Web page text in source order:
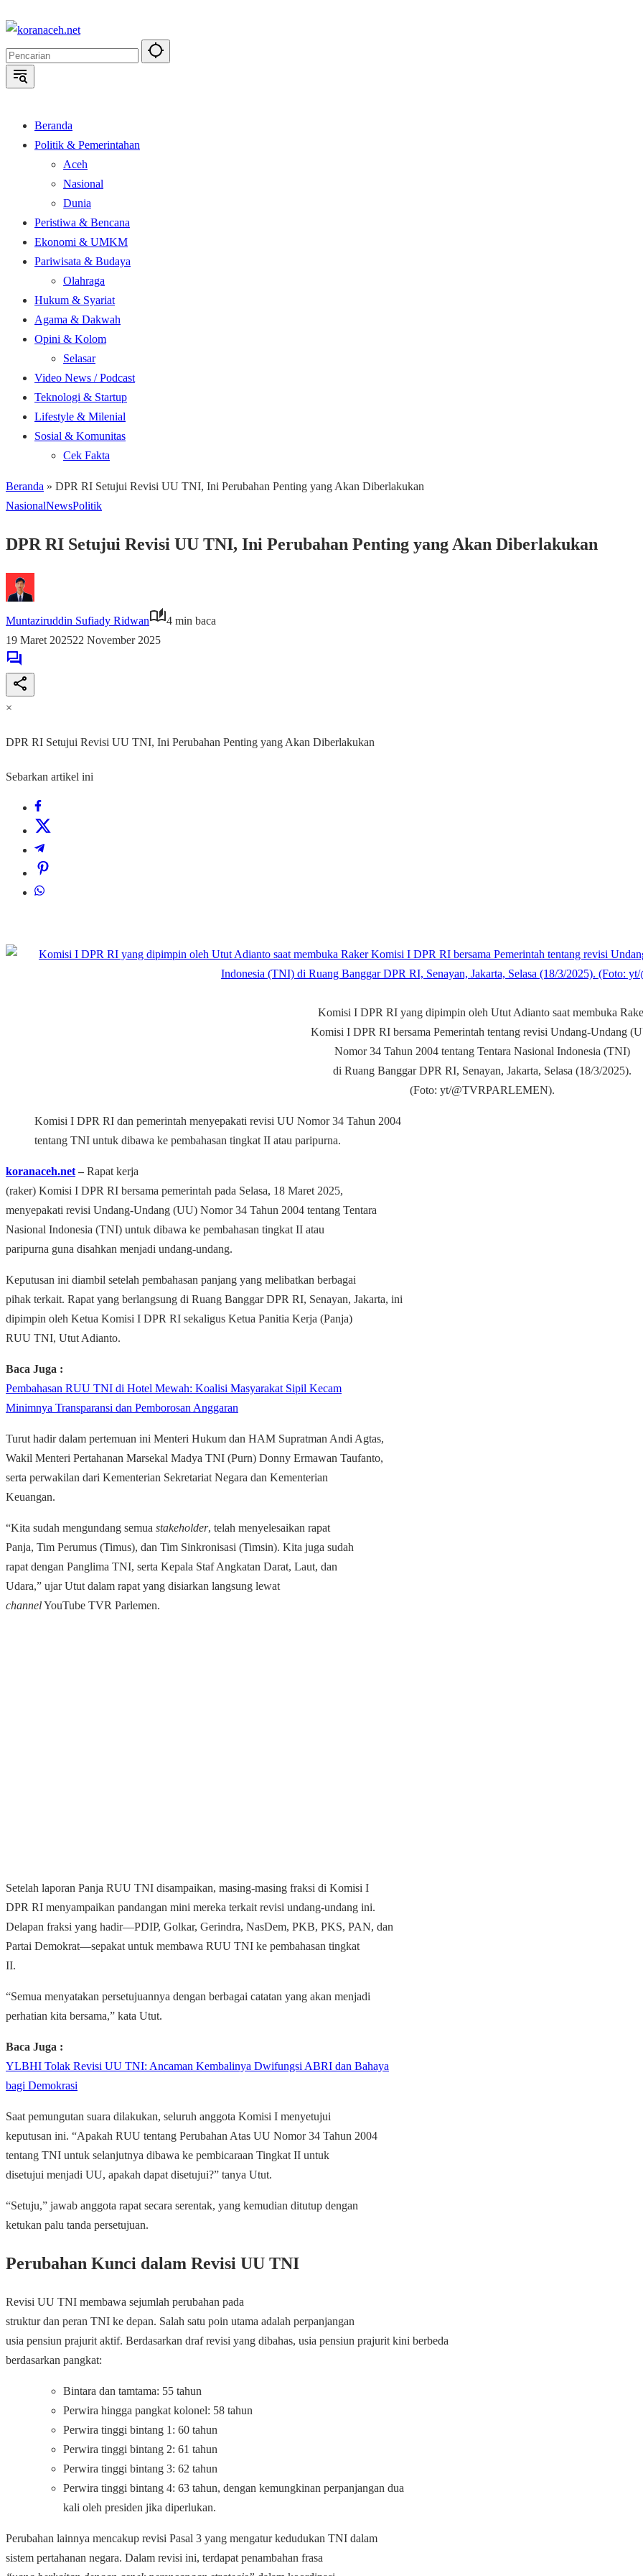
ke
konten
Beranda
Politik & Pemerintahan
Aceh
Nasional
Dunia
Peristiwa & Bencana
Ekonomi & UMKM
Pariwisata & Budaya
Olahraga
Hukum & Syariat
Agama & Dakwah
Opini & Kolom
Selasar
Video News / Podcast
Teknologi & Startup
Lifestyle & Milenial
Sosial & Komunitas
Cek Fakta
Beranda » DPR RI Setujui Revisi UU TNI, Ini Perubahan Penting yang Akan Diberlakukan
NasionalNewsPolitik
DPR RI Setujui Revisi UU TNI, Ini Perubahan Penting yang Akan Diberlakukan
Muntaziruddin Sufiady Ridwan
4 min baca
19 Maret 202522 November 2025
×
DPR RI Setujui Revisi UU TNI, Ini Perubahan Penting yang Akan Diberlakukan
Sebarkan artikel ini
Komisi I DPR RI yang dipimpin oleh Utut Adianto saat membuka
Komisi I DPR RI bersama Pemerintah tentang revisi Undang-Undang
Nomor 34 Tahun 2004 tentang Tentara Nasional Indonesia (TNI)
di Ruang Banggar DPR RI, Senayan, Jakarta, Selasa (18/3/2025).
(Foto: yt/@TVRPARLEMEN).
Komisi I DPR RI dan pemerintah menyepakati revisi UU Nomor 34 Tahun 2004
tentang TNI untuk dibawa ke pembahasan tingkat II atau paripurna.
koranaceh.net ‒ Rapat kerja
(raker) Komisi I DPR RI bersama pemerintah pada Selasa, 18 Maret 2025,
menyepakati revisi Undang-Undang (UU) Nomor 34 Tahun 2004 tentang Tentara
Nasional Indonesia (TNI) untuk dibawa ke pembahasan tingkat II atau
paripurna guna disahkan menjadi undang-undang.
Keputusan ini diambil setelah pembahasan panjang yang melibatkan berbagai
pihak terkait. Rapat yang berlangsung di Ruang Banggar DPR RI, Senayan, Jakarta, ini
dipimpin oleh Ketua Komisi I DPR RI sekaligus Ketua Panitia Kerja (Panja)
RUU TNI, Utut Adianto.
Baca Juga :
Pembahasan RUU TNI di Hotel Mewah: Koalisi Masyarakat Sipil Kecam
Minimnya Transparansi dan Pemborosan Anggaran
Turut hadir dalam pertemuan ini Menteri Hukum dan HAM Supratman Andi Agtas,
Wakil Menteri Pertahanan Marsekal Madya TNI (Purn) Donny Ermawan Taufanto,
serta perwakilan dari Kementerian Sekretariat Negara dan Kementerian
Keuangan.
“Kita sudah mengundang semua stakeholder, telah menyelesaikan rapat
Panja, Tim Perumus (Timus), dan Tim Sinkronisasi (Timsin). Kita juga sudah
rapat dengan Panglima TNI, serta Kepala Staf Angkatan Darat, Laut, dan
Udara,” ujar Utut dalam rapat yang disiarkan langsung lewat
channelYouTube TVR Parlemen.
Setelah laporan Panja RUU TNI disampaikan, masing-masing fraksi di Komisi I
DPR RI menyampaikan pandangan mini mereka terkait revisi undang-undang ini.
Delapan fraksi yang hadir—PDIP, Golkar, Gerindra, NasDem, PKB, PKS, PAN, dan
Partai Demokrat—sepakat untuk membawa RUU TNI ke pembahasan tingkat
II.
“Semua menyatakan persetujuannya dengan berbagai catatan yang akan menjadi
perhatian kita bersama,” kata Utut.
Baca Juga :
YLBHI Tolak Revisi UU TNI: Ancaman Kembalinya Dwifungsi ABRI dan Bahaya
bagi Demokrasi
Saat pemungutan suara dilakukan, seluruh anggota Komisi I menyetujui
keputusan ini. “Apakah RUU tentang Perubahan Atas UU Nomor 34 Tahun 2004
tentang TNI untuk selanjutnya dibawa ke pembicaraan Tingkat II untuk
disetujui menjadi UU, apakah dapat disetujui?” tanya Utut.
“Setuju,” jawab anggota rapat secara serentak, yang kemudian ditutup dengan
ketukan palu tanda persetujuan.
Perubahan Kunci dalam Revisi UU TNI
Revisi UU TNI membawa sejumlah perubahan pada
struktur dan peran TNI ke depan. Salah satu poin utama adalah perpanjangan
usia pensiun prajurit aktif. Berdasarkan draf revisi yang dibahas, usia pensiun prajurit kini berbeda
berdasarkan pangkat:
Bintara dan tamtama: 55 tahun
Perwira hingga pangkat kolonel: 58 tahun
Perwira tinggi bintang 1: 60 tahun
Perwira tinggi bintang 2: 61 tahun
Perwira tinggi bintang 3: 62 tahun
Perwira tinggi bintang 4: 63 tahun, dengan kemungkinan perpanjangan dua
kali oleh presiden jika diperlukan.
Perubahan lainnya mencakup revisi Pasal 3 yang mengatur kedudukan TNI dalam
sistem pertahanan negara. Dalam revisi ini, terdapat penambahan frasa